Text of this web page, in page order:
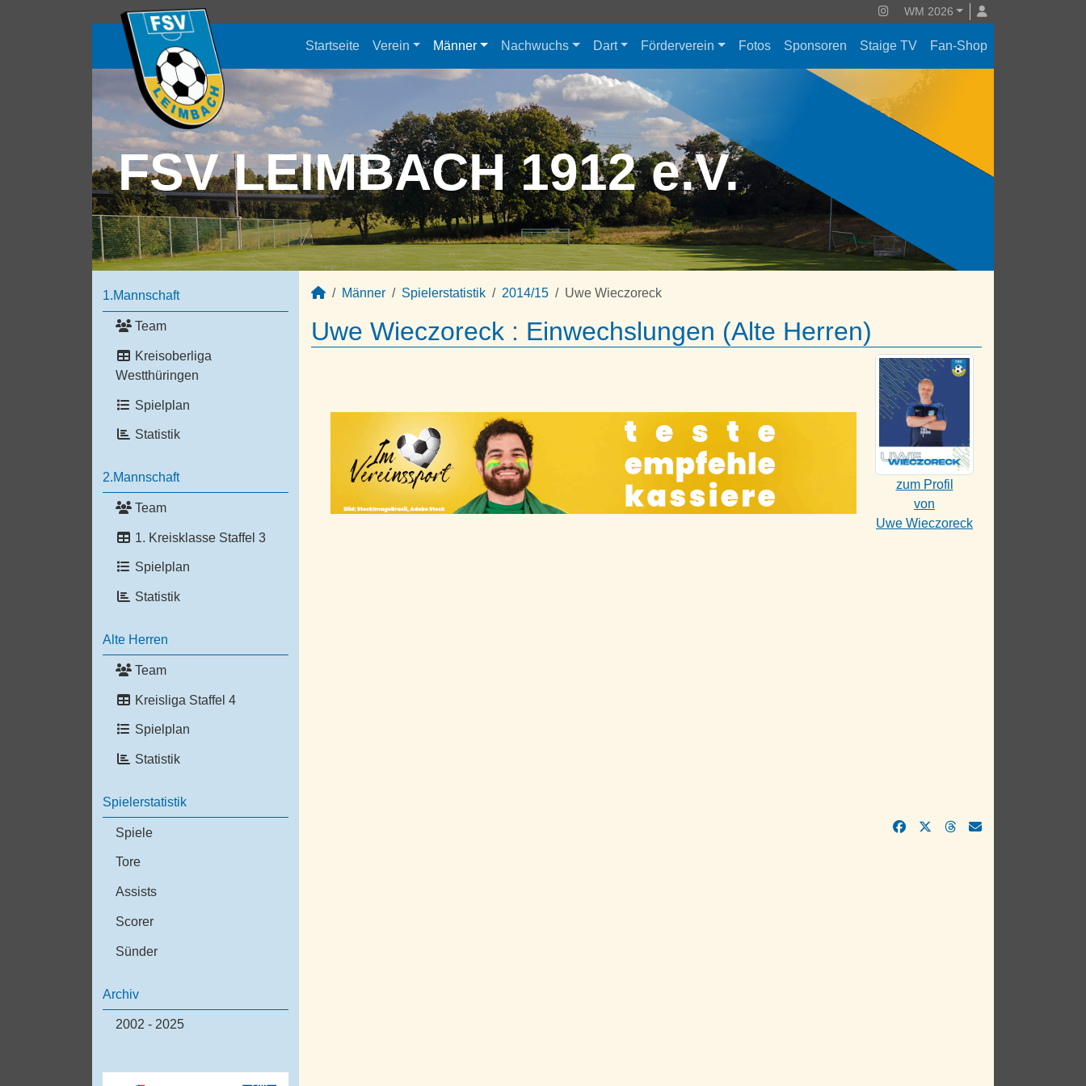
WM 2026
Startseite Verein Männer Nachwuchs Dart Förderverein Fotos Sponsoren Staige TV Fan-Shop
FSV LEIMBACH 1912 e.V.
1.Mannschaft
Team
Kreisoberliga
Westthüringen
Spielplan
Statistik
2.Mannschaft
Team
1. Kreisklasse Staffel 3
Spielplan
Statistik
Alte Herren
Team
Kreisliga Staffel 4
Spielplan
Statistik
Spielerstatistik
Spiele
Tore
Assists
Scorer
Sünder
Archiv
2002 - 2025
Männer Spielerstatistik 2014/15 Uwe Wieczoreck
Uwe Wieczoreck : Einwechslungen (Alte Herren)
zum Profil
von
Uwe Wieczoreck